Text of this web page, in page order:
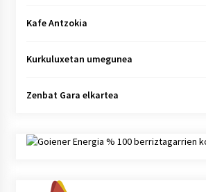
Kafe Antzokia
Kurkuluxetan umegunea
Zenbat Gara elkartea